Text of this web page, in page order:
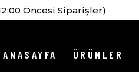
Öncesi Siparişler)
ANASAYFA ÜRÜNLER